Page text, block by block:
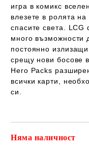
игра в комикс
влезете в ролята
спасите света.
много възможности
постоянно
срещу нови босове
Hero Packs
всички карти,
си.
Няма наличност